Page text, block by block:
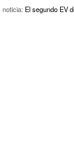
noticia: El segundo EV